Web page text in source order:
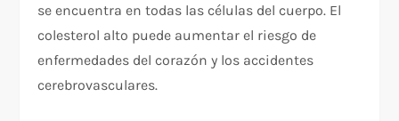
se encuentra en todas las células del cuerpo. El
colesterol alto puede aumentar el riesgo de
enfermedades del corazón y los accidentes
cerebrovasculares.